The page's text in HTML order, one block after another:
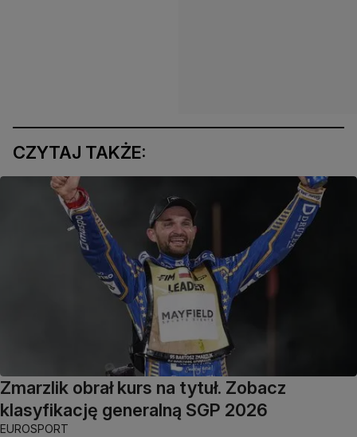
CZYTAJ TAKŻE:
Zmarzlik obrał kurs na tytuł. Zobacz
klasyfikację generalną SGP 2026
EUROSPORT